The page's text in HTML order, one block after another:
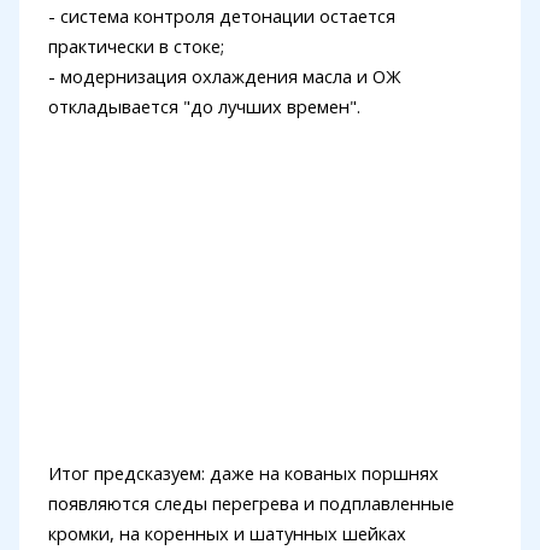
- система контроля детонации остается
практически в стоке;
- модернизация охлаждения масла и ОЖ
откладывается "до лучших времен".
Итог предсказуем: даже на кованых поршнях
появляются следы перегрева и подплавленные
кромки, на коренных и шатунных шейках